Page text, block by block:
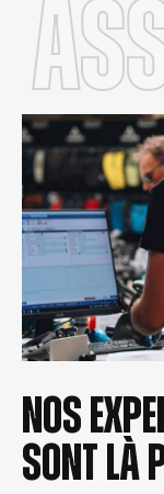
Nos
sont là